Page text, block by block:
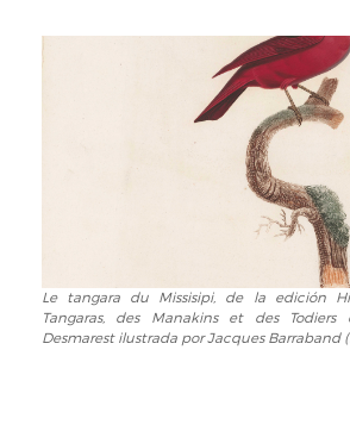
des
Todiers
Le
tangara
Le tangara du Missisipi, de la edición
Tangaras, des Manakins et des Todiers
Desmarest ilustrada por Jacques Barraband